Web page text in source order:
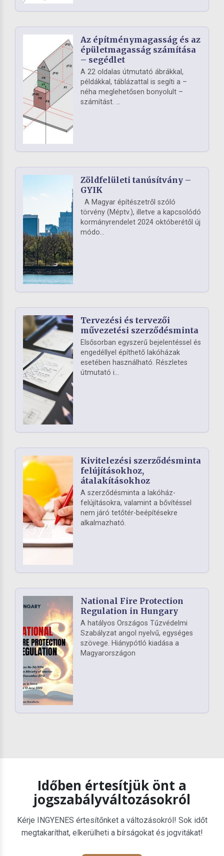
Az építménymagasság és az
épületmagasság számítása
– segédlet
A 22 oldalas útmutató ábrákkal,
példákkal, táblázattal is segíti a –
néha meglehetősen bonyolult –
számítást. ...
Zöldfelületi tanúsítvány –
GYIK
A Magyar építészetről szóló
törvény (Méptv.), illetve a kapcsolódó
kormányrendelet 2024 októberétől új
módo...
Tervezési és tervezői
művezetési szerződésminta
Elsősorban egyszerű bejelentéssel és
engedéllyel építhető lakóházak
esetében használható. Részletes
útmutató i...
Kivitelezési szerződésminta
felújításokhoz,
átalakításokhoz
A szerződésminta a lakóház-
felújításokra, valamint a bővítéssel
nem járó tetőtér-beépítésekre
alkalmazható.
National Fire Protection
Regulation in Hungary
A hatályos Országos Tűzvédelmi
Szabályzat angol nyelvű, egységes
szövege. Hiánypótló kiadása a
Magyarországon
Időben értesítjük önt a
jogszabályváltozásokról
Kérje INGYENES értesítőnket a változásokról! Sok időt
megtakaríthat, elkerülheti a bírságokat és jogvitákat!